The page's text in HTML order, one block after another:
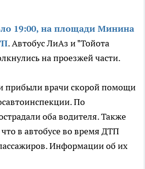
19:00, на площади Минина
. Автобус ЛиАз и "Тойота
на проезжей части.
прибыли врачи скорой помощи
По
оба водителя. Также
что в автобусе во время ДТП
Информации об их